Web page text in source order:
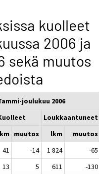
kuolleet
2006 ja
sekä muutos
joulukuu 2006
Loukkaantuneet
muutos lkm
muutos
41 -14 1 824
-65
13 5 611
-130